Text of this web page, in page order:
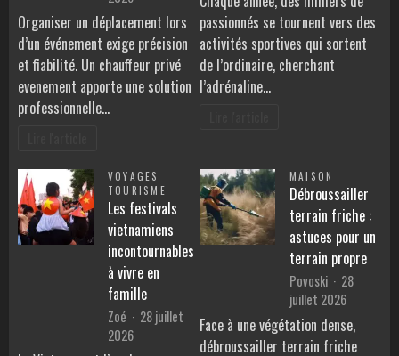
Organiser un déplacement lors
d’un événement exige précision
et fiabilité. Un chauffeur privé
evenement apporte une solution
professionnelle…
passionnés se tournent vers des
activités sportives qui sortent
de l’ordinaire, cherchant
l’adrénaline…
VOYAGES
TOURISME
Les festivals
vietnamiens
incontournables
à vivre en
famille
Zoé
28 juillet
2026
MAISON
Débroussailler
terrain friche :
astuces pour un
terrain propre
Povoski
28
juillet 2026
Face à une végétation dense,
débroussailler terrain friche